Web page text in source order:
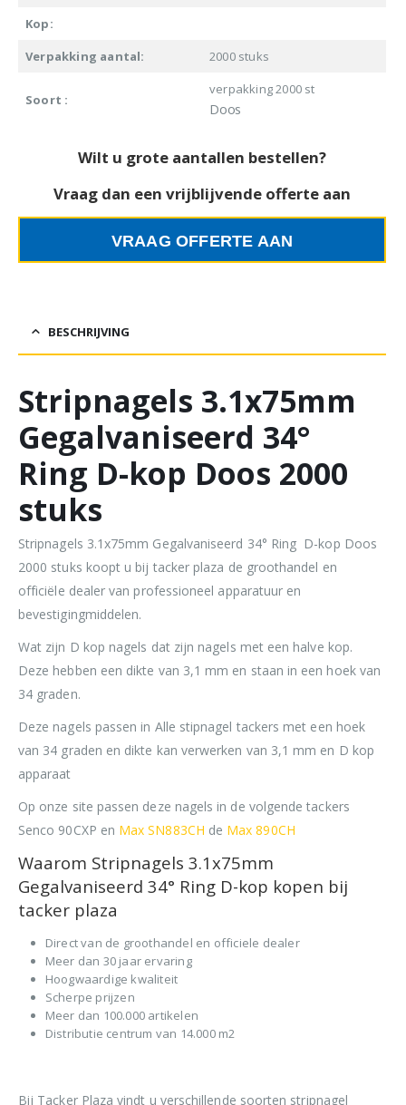
Kop:
Verpakking aantal:
2000 stuks
Soort :
verpakking 2000 st
Doos
Wilt u grote aantallen bestellen?
Vraag dan een vrijblijvende offerte aan
VRAAG OFFERTE AAN
BESCHRIJVING
Stripnagels 3.1x75mm
Gegalvaniseerd 34°
Ring D-kop Doos 2000
stuks
Stripnagels 3.1x75mm Gegalvaniseerd 34° Ring D-kop Doos
2000 stuks koopt u bij tacker plaza de groothandel en
officiële dealer van professioneel apparatuur en
bevestigingmiddelen.
Wat zijn D kop nagels dat zijn nagels met een halve kop.
Deze hebben een dikte van 3,1 mm en staan in een hoek van
34 graden.
Deze nagels passen in Alle stipnagel tackers met een hoek
van 34 graden en dikte kan verwerken van 3,1 mm en D kop
apparaat
Op onze site passen deze nagels in de volgende tackers
Senco 90CXP en Max SN883CH de Max 890CH
Waarom Stripnagels 3.1x75mm
Gegalvaniseerd 34° Ring D-kop kopen bij
tacker plaza
Direct van de groothandel en officiele dealer
Meer dan 30 jaar ervaring
Hoogwaardige kwaliteit
Scherpe prijzen
Meer dan 100.000 artikelen
Distributie centrum van 14.000 m2
Bij Tacker Plaza vindt u verschillende soorten stripnagel